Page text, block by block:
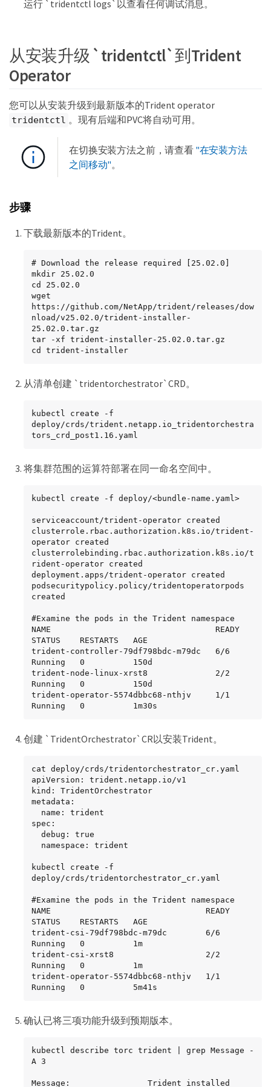
运行 `tridentctl logs`以查看任何调试消息。
从安装升级 `tridentctl`到Trident
Operator
您可以从安装升级到最新版本的Trident operator
tridentctl 。现有后端和PVC将自动可用。
在切换安装方法之前，请查看 "在安装方法
之间移动"。
步骤
下载最新版本的Trident。
# Download the release required [25.02.0]
mkdir 25.02.0
cd 25.02.0
wget
https://github.com/NetApp/trident/releases/dow
nload/v25.02.0/trident-installer-
25.02.0.tar.gz
tar -xf trident-installer-25.02.0.tar.gz
cd trident-installer
从清单创建 `tridentorchestrator`CRD。
kubectl create -f
deploy/crds/trident.netapp.io_tridentorchestra
tors_crd_post1.16.yaml
将集群范围的运算符部署在同一命名空间中。
kubectl create -f deploy/<bundle-name.yaml>
serviceaccount/trident-operator created
clusterrole.rbac.authorization.k8s.io/trident-
operator created
clusterrolebinding.rbac.authorization.k8s.io/t
rident-operator created
deployment.apps/trident-operator created
podsecuritypolicy.policy/tridentoperatorpods
created
#Examine the pods in the Trident namespace
NAME                                  READY
STATUS    RESTARTS   AGE
trident-controller-79df798bdc-m79dc   6/6
Running   0          150d
trident-node-linux-xrst8              2/2
Running   0          150d
trident-operator-5574dbbc68-nthjv     1/1
Running   0          1m30s
创建 `TridentOrchestrator`CR以安装Trident。
cat deploy/crds/tridentorchestrator_cr.yaml
apiVersion: trident.netapp.io/v1
kind: TridentOrchestrator
metadata:
spec:
kubectl create -f
deploy/crds/tridentorchestrator_cr.yaml
#Examine the pods in the Trident namespace
NAME                                READY
STATUS    RESTARTS   AGE
trident-csi-79df798bdc-m79dc        6/6
Running   0          1m
trident-csi-xrst8                   2/2
Running   0          1m
trident-operator-5574dbbc68-nthjv   1/1
Running   0          5m41s
确认已将三项功能升级到预期版本。
kubectl describe torc trident | grep Message -
A 3
Message:                Trident installed